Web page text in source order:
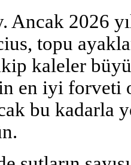
Ancak 2026
topu
kaleler
en iyi forveti
bu kadarla